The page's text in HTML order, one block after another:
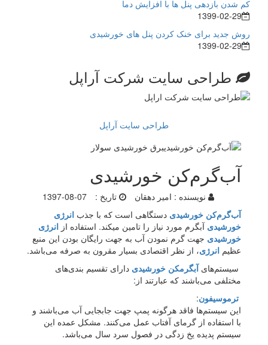
کم شدن بازدهی پنل ها با افزایش دما
1399-02-29
روش جدید برای خنک کردن پنل های خورشیدی
1399-02-29
طراحی سایت شرکت آراپل
طراحی سایت آراپل
آب‌گرم‌کن خورشیدی
نویسنده : امیر دهقان تاریخ :
1397-08-07
آب‌گرم‌کن خورشیدی دستگاهی است که با جذب انرژی
خورشیدی آبگرم مورد نیاز را تامین میکند. استفاده از انرژی
خورشیدی جهت گرم نمودن آب به جهت رایگان بودن این منبع
عظیم انرژی، از نظر اقتصادی بسیار مقرون به صرفه می‌باشد.
سیستم‌های آبگرمکن خورشیدی دارای تقسیم بندی‌های
مختلفی می‌باشند که عبارتند از:
ترموسیفون:
این سیستم‌ها فاقد هرگونه پمپ جهت جابجایی آب می‌باشند و
با استفاده از گرمای آفتاب عمل می‌کنند. مشکل عمده این
سیستم پدیده یخ زدگی در فصول سرد سال می‌باشد.